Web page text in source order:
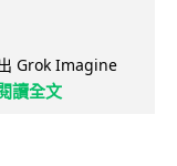
Grok Imagine
讀全文